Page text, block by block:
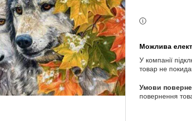
У компанії
товар не
повернення